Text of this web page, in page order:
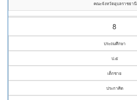
คณะจังหวัดอุบลราชธานี
8
ประถมศึกษา
ป.๕
เด็กชาย
ประกาศิต